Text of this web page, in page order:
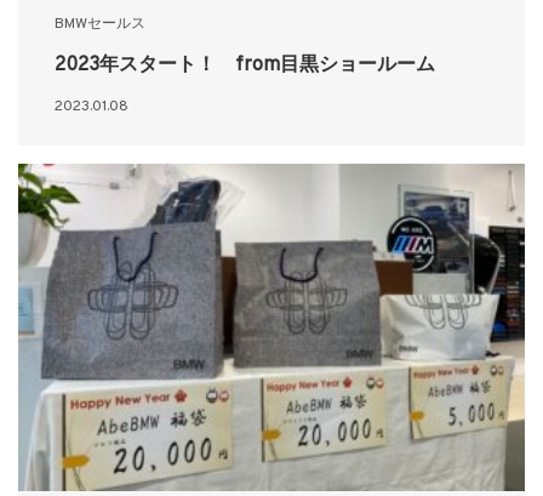
BMWセールス
2023年スタート！ from目黒ショールーム
2023.01.08